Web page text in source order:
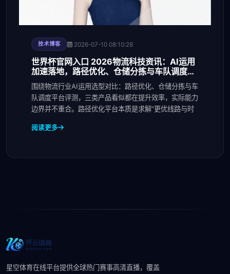
技术博客 2026-07-10 08:10:28
世界杯官网入口 2026物流科技资讯：AI运用
加速落地，路径优化、仓储分拣与车队调度平
台进入选型
围绕物流行业AI运用选型对比：路径优化、仓储分拣与车
队调度平台评测，三类产品看似都在提升效率，实际能力
边界并不重合。路径优化平台本质是求解“更优线路与时
阅读更多
星空体育在线平台提供全球热门赛事高清直播，覆盖